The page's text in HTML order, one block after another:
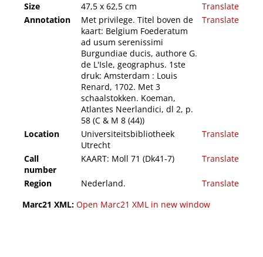
Size
47,5 x 62,5 cm
Translate
Annotation
Met privilege. Titel boven de
kaart: Belgium Foederatum
ad usum serenissimi
Burgundiae ducis, authore G.
de L'Isle, geographus. 1ste
druk: Amsterdam : Louis
Renard, 1702. Met 3
schaalstokken. Koeman,
Atlantes Neerlandici, dl 2, p.
58 (C & M 8 (44))
Translate
Location
Universiteitsbibliotheek
Utrecht
Translate
Call
number
KAART: Moll 71 (Dk41-7) Translate
Region Nederland.
Translate
Marc21 XML: Open Marc21 XML in new window